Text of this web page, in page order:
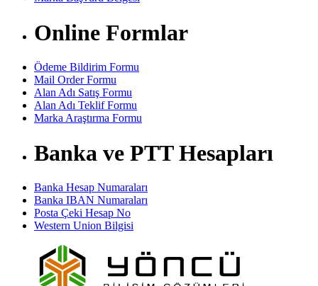
Online Formlar
Ödeme Bildirim Formu
Mail Order Formu
Alan Adı Satış Formu
Alan Adı Teklif Formu
Marka Araştırma Formu
Banka ve PTT Hesapları
Banka Hesap Numaraları
Banka IBAN Numaraları
Posta Çeki Hesap No
Western Union Bilgisi